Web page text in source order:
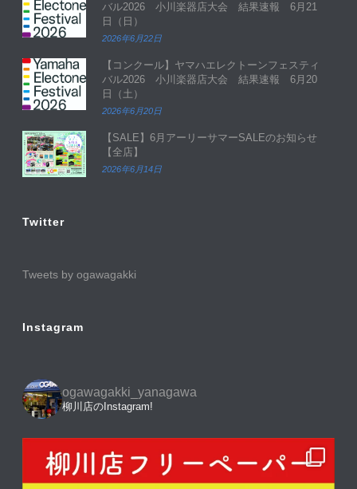
バル2026 小川楽器店大会 結果速報 6月21
日（日）
2026年6月22日
【コンクール】ヤマハエレクトーンフェスティ
バル2026 小川楽器店大会 結果速報 6月20
日（土）
2026年6月20日
【SALE】6月アーリーサマーSALEのお知らせ
【全店】
2026年6月14日
Twitter
Tweets by ogawagakki
Instagram
ogawagakki_yanagawa
柳川店のInstagram!